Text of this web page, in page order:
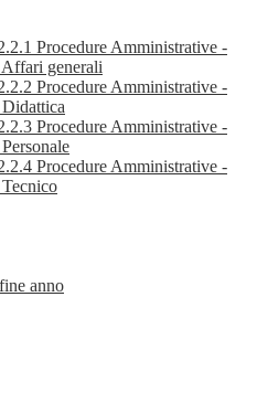
Procedure Amministrative -
generali
Procedure Amministrative -
Procedure Amministrative -
Procedure Amministrative -
anno